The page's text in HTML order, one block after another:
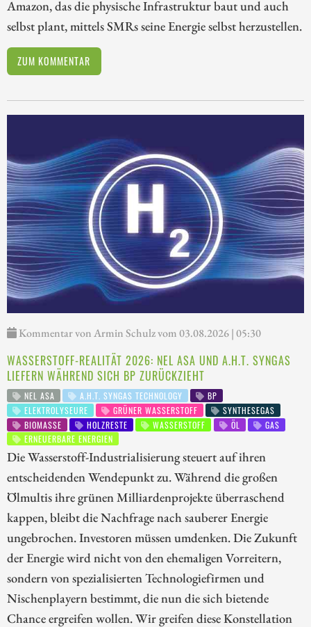
Amazon, das die physische Infrastruktur baut und auch
selbst plant, mittels SMRs seine Energie selbst herzustellen.
ZUM KOMMENTAR
Kommentar von Armin Schulz vom 03.08.2026 | 05:30
WASSERSTOFF-REALITÄT 2026: NEL ASA UND A.H.T. SYNGAS
LIEFERN WÄHREND SICH BP ZURÜCKZIEHT
NEL ASA A.H.T. SYNGAS TECHNOLOGY
BP
ELEKTROLYSEURE
GRÜNER WASSERSTOFF
SYNTHESEGAS
BIOMASSE
HOLZRESTE WASSERSTOFF ÖL
GAS
ERNEUERBARE ENERGIEN
Die Wasserstoff-Industrialisierung steuert auf ihren
entscheidenden Wendepunkt zu. Während die großen
Ölmultis ihre grünen Milliardenprojekte überraschend
kappen, bleibt die Nachfrage nach sauberer Energie
ungebrochen. Investoren müssen umdenken. Die Zukunft
der Energie wird nicht von den ehemaligen Vorreitern,
sondern von spezialisierten Technologiefirmen und
Nischenplayern bestimmt, die nun die sich bietende
Chance ergreifen wollen. Wir greifen diese Konstellation